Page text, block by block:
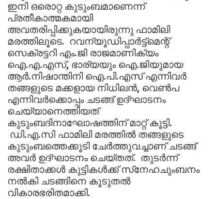
ഇനി ഒരൊറ്റ കുടുംബമാണെന്ന്
പ്രതീകാത്മകമായി
അവതരിപ്പിക്കുകയായിരുന്നു ഫാമിലി
മരത്തിലൂടെ. റവന്യൂഡിപ്പാര്‍ട്ട്‌മെന്റ്
സെക്രട്ടറി എം.ജി രാജമാണിക്യം
ഐ.എ.എസ്, ഭാര്യയും ഐ.ജിയുമായ
ആര്‍.നിഷാന്തിനി ഐ.പി.എസ് എന്നിവര്‍
തങ്ങളുടെ മക്കളായ നിധിലന്‍, വെണ്‍പ
എന്നിവര്‍ക്കൊപ്പം ചടങ്ങ് ഉദ്ഘാടനം
ചെയ്യാനെത്തിയത്
കുടുംബദിനാഘോഷത്തിന് മാറ്റ് കൂട്ടി.
ഡി.എ.സി ഫാമിലി മരത്തില്‍ തങ്ങളുടെ
കുടുംബത്തെക്കൂടി ചേര്‍ത്തുവച്ചാണ് ചടങ്ങ്
അവര്‍ ഉദ്ഘാടനം ചെയ്തത്. തുടര്‍ന്ന്
രക്ഷിതാക്കള്‍ കുട്ടികള്‍ക്ക് സ്‌നേഹചുംബനം
നല്‍കി ചടങ്ങിനെ കൂടുതല്‍
വികാരഭരിതമാക്കി.